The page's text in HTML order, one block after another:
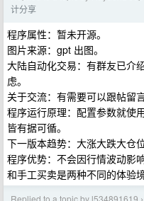
计分享
程序属性：暂未开源。
图片来源：gpt 出图。
大陆自动化交易：有群友已介
虑。
关于交流：有需要可以跟帖留
程序运行原理：配置参数就使
皆有据可循。
下一版本趋势：大涨大跌大仓
程序优势：不会因行情波动影
和手工买卖是两种不同的体验境
Replied to a topic by l534891619